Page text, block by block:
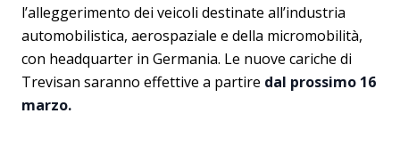
l’alleggerimento dei veicoli destinate all’industria
automobilistica, aerospaziale e della micromobilità,
con headquarter in Germania. Le nuove cariche di
Trevisan saranno effettive a partire dal prossimo 16
marzo.